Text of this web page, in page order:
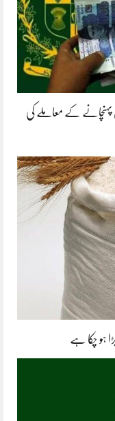
پہنچانے کے معاملے کی
ہو چکا ہے